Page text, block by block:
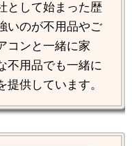
として始まった歴
いのが不用品やご
コンと一緒に家
不用品でも一緒に
供しています。